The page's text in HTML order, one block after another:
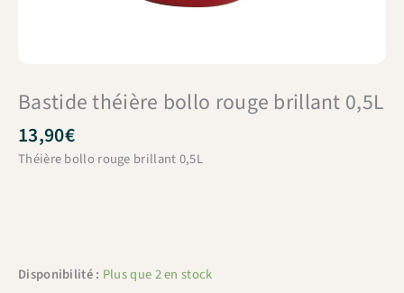
Bastide théière bollo rouge brillant 0,5L
13,90€
Théière bollo rouge brillant 0,5L
Disponibilité : Plus que 2 en stock